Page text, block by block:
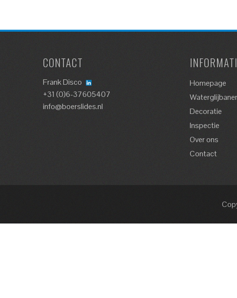
CONTACT
Frank Disco
+31 (0)6-37605407
info@boerslides.nl
Homepage
Decoratie
Inspectie
Over ons
Contact